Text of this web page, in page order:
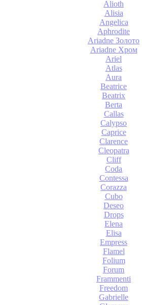
Alioth
Alisia
Angelica
Aphrodite
Ariadne Золото
Ariadne Хром
Ariel
Atlas
Aura
Beatrice
Beatrix
Berta
Callas
Calypso
Caprice
Clarence
Cleopatra
Cliff
Coda
Contessa
Corazza
Cubo
Deseo
Drops
Elena
Elisa
Empress
Flamel
Folium
Forum
Frammenti
Freedom
Gabrielle